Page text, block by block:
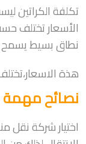
تكلفة الكراتين
الأسعار تختلف
نطاق بسيط
هذة
نصائح مهمة
اختيار شركة نقل